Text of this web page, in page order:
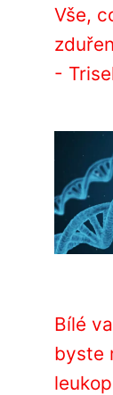
Vše,
-
Bílé
byste